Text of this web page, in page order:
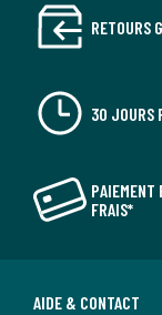
RETOURS
30 JOURS
PAIEMENT
FRAIS*
AIDE & CONTACT